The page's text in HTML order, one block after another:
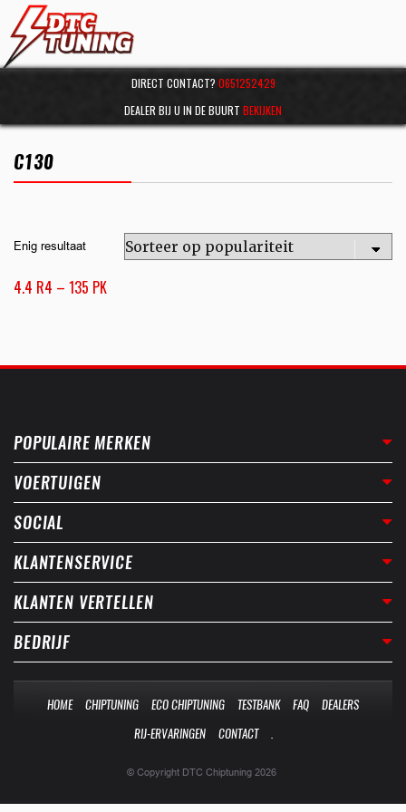
DIRECT CONTACT? 0651252429
DEALER BIJ U IN DE BUURT BEKIJKEN
C130
Enig resultaat
4.4 R4 – 135 PK
POPULAIRE MERKEN
VOERTUIGEN
SOCIAL
KLANTENSERVICE
KLANTEN VERTELLEN
BEDRIJF
HOME CHIPTUNING ECO CHIPTUNING TESTBANK FAQ
DEALERS
RIJ-ERVARINGEN
CONTACT
© Copyright DTC Chiptuning 2026